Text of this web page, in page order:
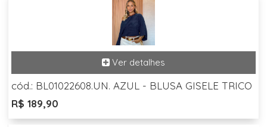
cód.: BL01022608.UN. AZUL - BLUSA GISELE TRICO
R$ 189,90